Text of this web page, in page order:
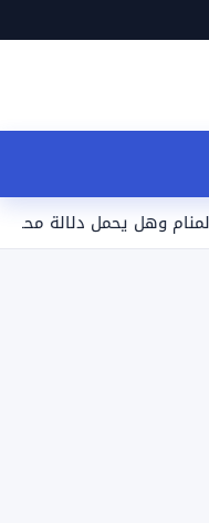
يحمل دلالة محددة؟